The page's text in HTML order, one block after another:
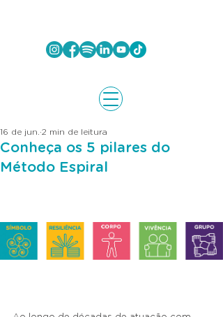
Conheça os 5 pilares do
Método Espiral
16 de jun. 2 min de leitura